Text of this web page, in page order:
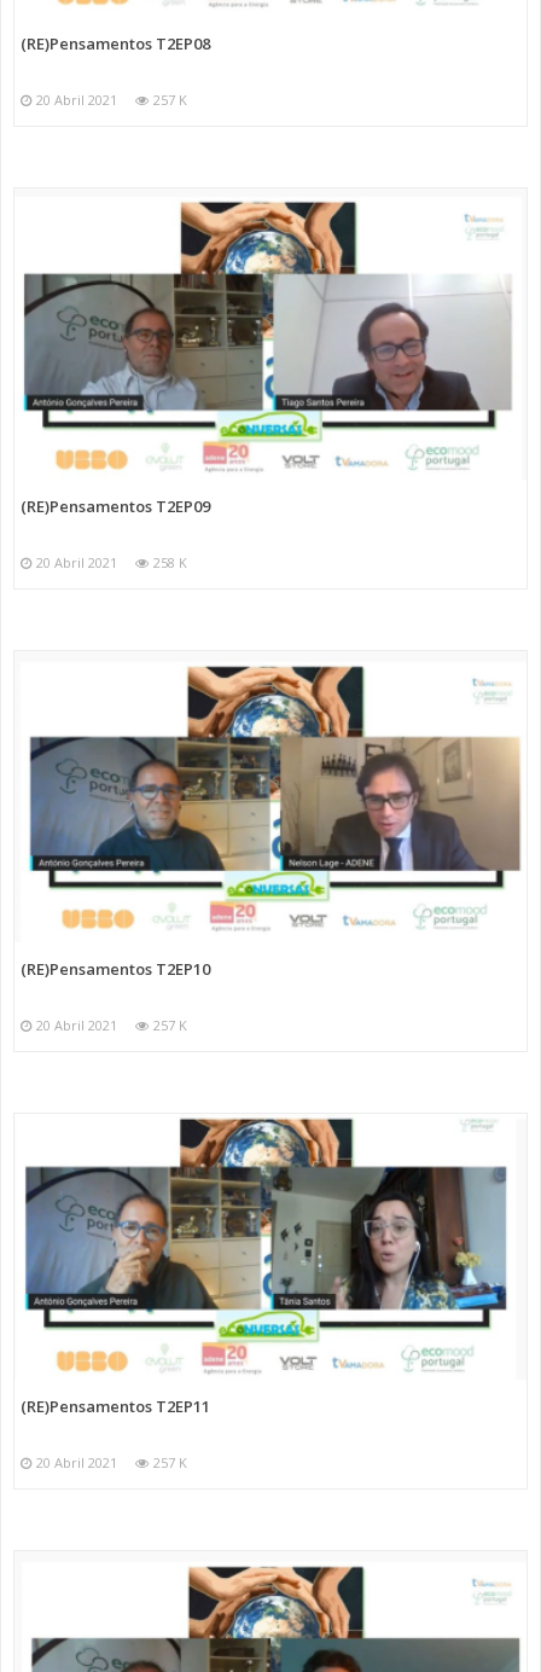
(RE)Pensamentos T2EP08
20 Abril 2021 257 K
(RE)Pensamentos T2EP09
20 Abril 2021 258 K
(RE)Pensamentos T2EP10
20 Abril 2021 257 K
(RE)Pensamentos T2EP11
20 Abril 2021 257 K